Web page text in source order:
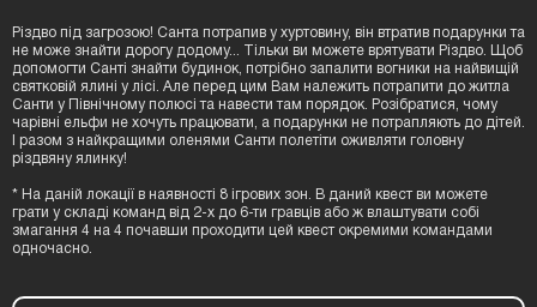
Різдво під загрозою! Санта потрапив у хуртовину, він втратив подарунки та
не може знайти дорогу додому... Тільки ви можете врятувати Різдво. Щоб
допомогти Санті знайти будинок, потрібно запалити вогники на найвищій
святковій ялині у лісі. Але перед цим Вам належить потрапити до житла
Санти у Північному полюсі та навести там порядок. Розібратися, чому
чарівні ельфи не хочуть працювати, а подарунки не потрапляють до дітей.
І разом з найкращими оленями Санти полетіти оживляти головну
різдвяну ялинку!
* На даній локації в наявності 8 ігрових зон. В даний квест ви можете
грати у складі команд від 2-х до 6-ти гравців або ж влаштувати собі
змагання 4 на 4 почавши проходити цей квест окремими командами
одночасно.